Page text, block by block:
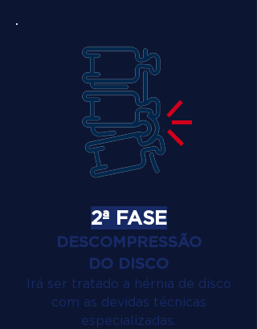
2ª FASE
DESCOMPRESSÃO
DO DISCO
Irá ser tratado a hérnia de disco
com as devidas técnicas
especializadas.